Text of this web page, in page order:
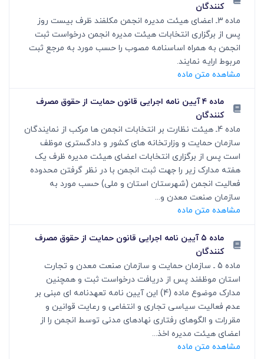
کنندگان
ماده 3ـ اعضای هیئت مدیره انجمن مکلفند ظرف بیست روز
پس از برگزاری انتخابات هیئت مدیره انجمن درخواست ثبت
انجمن به همراه اساسنامه مصوب را حسب مورد به مرجع ثبت
مربوط ارایه نمایند.
مشاهده متن ماده
ماده ۴ آیین نامه اجرایی قانون حمایت از حقوق مصرف
کنندگان
ماده 4ـ هیئت نظارت بر انتخابات انجمن ها مرکب از نمایندگان
سازمان حمایت و وزارتخانه های کشور و دادگستری موظف
است پس از برگزاری انتخابات اعضای هیئت مدیره ظرف یک
هفته مدارک زیر را جهت ثبت انجمن با در نظر گرفتن محدوده
فعالیت انجمن (شهرستان استان و ملی) حسب مورد به
سازمان صنعت معدن و...
مشاهده متن ماده
ماده ۵ آیین نامه اجرایی قانون حمایت از حقوق مصرف
کنندگان
ماده 5 ـ سازمان حمایت و سازمان صنعت معدن و تجارت
استان موظفند پس از دریافت درخواست ثبت و همچنین
مدارک موضوع ماده (4) این آیین نامه تعهدنامه ای مبنی بر
عدم فعالیت سیاسی تجاری و انتفاعی و رعایت قوانین و
مقررات و الگوهای رفتاری نهادهای مدنی توسط انجمن را از
اعضای هیئت مدیره اخذ...
مشاهده متن ماده